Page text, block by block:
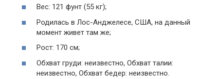
Вес: 121 фунт (55 кг);
Родилась в Лос-Анджелесе, США, на данный
момент живет там же;
Рост: 170 см;
Обхват груди: неизвестно, Обхват талии:
неизвестно, Обхват бедер: неизвестно.